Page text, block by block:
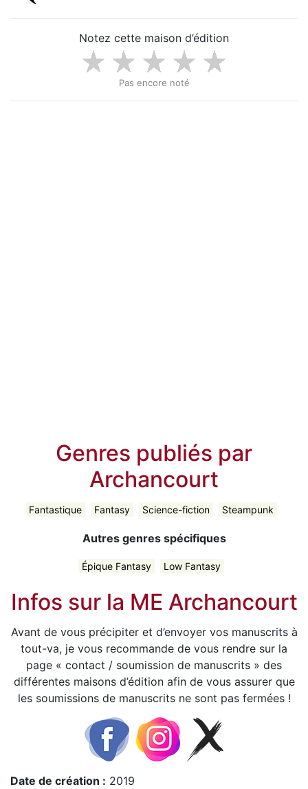
Notez cette maison d’édition
Pas encore noté
Genres publiés par
Archancourt
Fantastique Fantasy Science-fiction Steampunk
Autres genres spécifiques
Épique Fantasy Low Fantasy
Infos sur la ME Archancourt
Avant de vous précipiter et d’envoyer vos manuscrits à
tout-va, je vous recommande de vous rendre sur la
page « contact / soumission de manuscrits » des
différentes maisons d’édition afin de vous assurer que
les soumissions de manuscrits ne sont pas fermées !
Date de création : 2019